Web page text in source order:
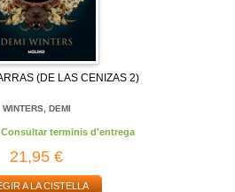
(DE LAS CENIZAS 2)
WINTERS, DEMI
terminis d'entrega
21,95 €
A LA CISTELLA